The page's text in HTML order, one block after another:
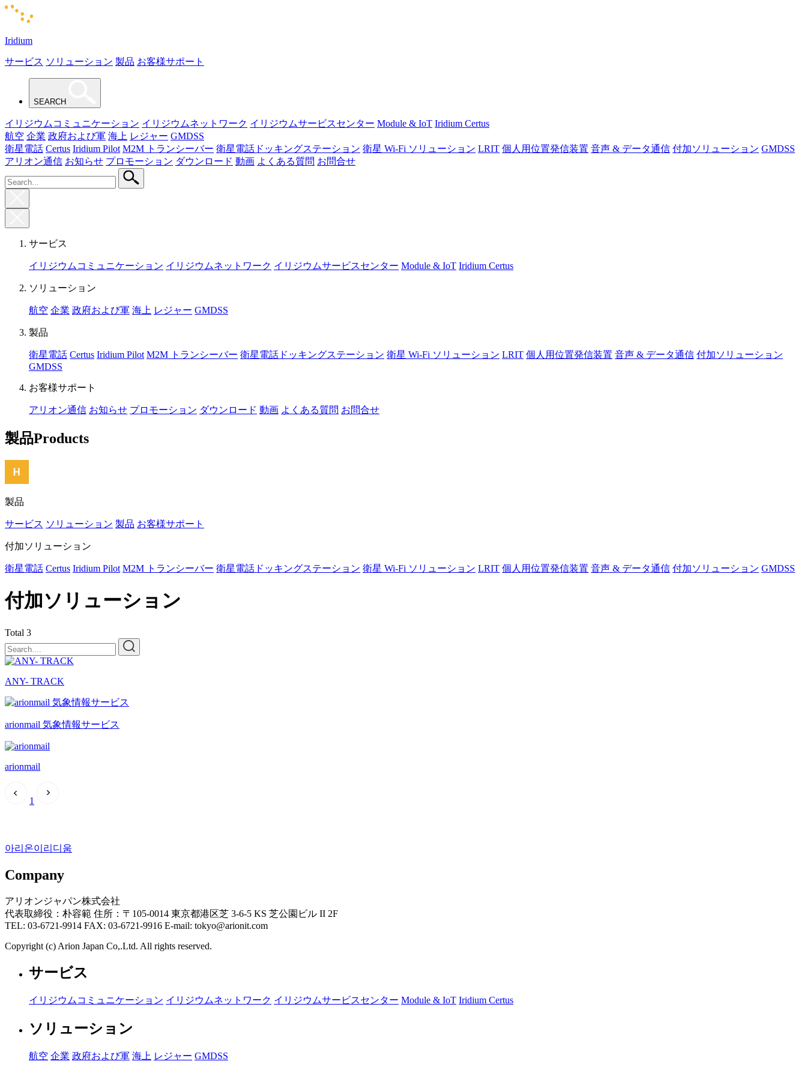
Iridium
サービス ソリューション 製品 お客様サポート
SEARCH
イリジウムコミュニケーション イリジウムネットワーク イリジウムサービスセンター Module & IoT Iridium Certus
航空 企業 政府および軍 海上 レジャー GMDSS
衛星電話 Certus Iridium Pilot M2M トランシーバー 衛星電話ドッキングステーション 衛星 Wi-Fi ソリューション LRIT 個人用位置発信装置 音声 & データ通信 付加ソリューション GMDSS
アリオン通信 お知らせ プロモーション ダウンロード 動画 よくある質問 お問合せ
サービス
イリジウムコミュニケーション イリジウムネットワーク イリジウムサービスセンター Module & IoT Iridium Certus
ソリューション
航空 企業 政府および軍 海上 レジャー GMDSS
製品
衛星電話 Certus Iridium Pilot M2M トランシーバー 衛星電話ドッキングステーション 衛星 Wi-Fi ソリューション LRIT 個人用位置発信装置 音声 & データ通信 付加ソリューション
GMDSS
お客様サポート
アリオン通信 お知らせ プロモーション ダウンロード 動画 よくある質問 お問合せ
製品Products
製品
サービス ソリューション 製品 お客様サポート
付加ソリューション
衛星電話 Certus Iridium Pilot M2M トランシーバー 衛星電話ドッキングステーション 衛星 Wi-Fi ソリューション LRIT 個人用位置発信装置 音声 & データ通信 付加ソリューション GMDSS
付加ソリューション
Total 3
ANY- TRACK
arionmail 気象情報サービス
arionmail
1
아리온이리디움
Company
アリオンジャパン株式会社
代表取締役：朴容範 住所：〒105-0014 東京都港区芝 3-6-5 KS 芝公園ビル II 2F
TEL: 03-6721-9914 FAX: 03-6721-9916 E-mail: tokyo@arionit.com
Copyright (c) Arion Japan Co,.Ltd. All rights reserved.
サービス
イリジウムコミュニケーション イリジウムネットワーク イリジウムサービスセンター Module & IoT Iridium Certus
ソリューション
航空 企業 政府および軍 海上 レジャー GMDSS